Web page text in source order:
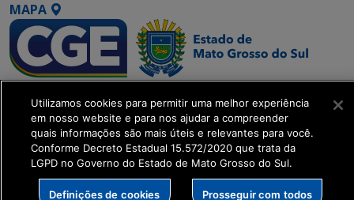
MAPA
SETDIG | Secretaria-
Executiva de
Transformação Digital
get_footer();
Utilizamos cookies para permitir uma melhor experiência
em nosso website e para nos ajudar a compreender
quais informações são mais úteis e relevantes para você.
Conforme Decreto Estadual 15.572/2020 que trata da
LGPD no Governo do Estado de Mato Grosso do Sul.
Definições de cookies Prosseguir com todos